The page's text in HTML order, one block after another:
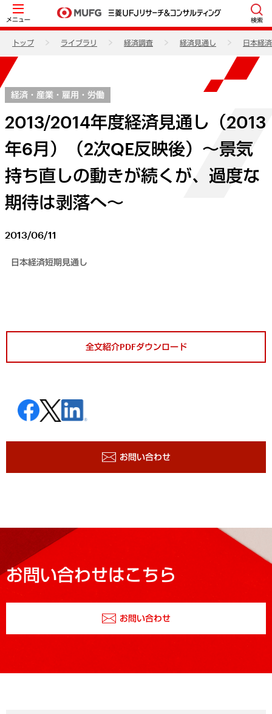
メニュー 検索
トップ ライブラリ 経済調査 経済見通し 日本経
経済・産業・雇用・労働
2013/2014年度経済見通し（2013
年6月）（2次QE反映後）～景気
持ち直しの動きが続くが、過度な
期待は剥落へ～
2013/06/11
日本経済短期見通し
全文紹介PDFダウンロード
お問い合わせ
お問い合わせはこちら
お問い合わせ